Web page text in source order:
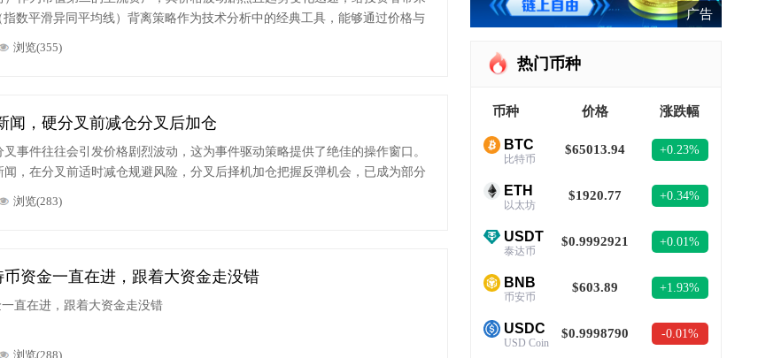
数平滑异同平均线）背离策略作为技术分析中的经典工具，能够通过价格与
信号，为 ETH 交易决策提供重要参考。本文将系统解析 MACD 背离策略的
资者掌握这一实用工具
浏览(355)
闻，硬分叉前减仓分叉后加仓
事件往往会引发价格剧烈波动，这为事件驱动策略提供了绝佳的操作窗口。
，在分叉前适时减仓规避风险，分叉后择机加仓把握反弹机会，已成为部分
解析这一策略的逻辑、操作步骤及实际案例
浏览(283)
资金一直在进，跟着大资金走没错
直在进，跟着大资金走没错
浏览(288)
广告
热门币种
币种 价格 涨跌幅
BTC
比特币
$65013.94 +0.23%
ETH
以太坊
$1920.77 +0.34%
USDT
泰达币
$0.9992921 +0.01%
BNB
币安币
$603.89 +1.93%
USDC
USD Coin
$0.9998790 -0.01%